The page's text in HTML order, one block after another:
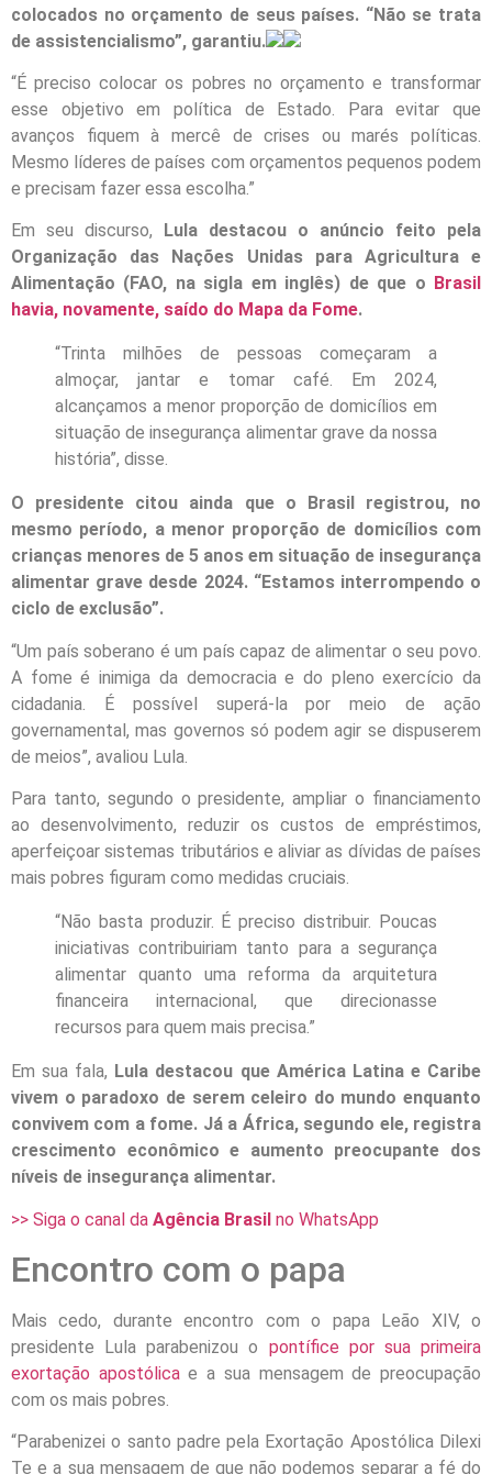
colocados no orçamento de seus países. “Não se trata
de assistencialismo”, garantiu.
“É preciso colocar os pobres no orçamento e transformar
esse objetivo em política de Estado. Para evitar que
avanços fiquem à mercê de crises ou marés políticas.
Mesmo líderes de países com orçamentos pequenos podem
e precisam fazer essa escolha.”
Em seu discurso,
Lula destacou o anúncio feito pela
Organização das Nações Unidas para Agricultura e
Alimentação (FAO, na sigla em inglês) de que o Brasil
havia, novamente, saído do Mapa da Fome.
“Trinta milhões de pessoas começaram a
almoçar, jantar e tomar café. Em 2024,
alcançamos a menor proporção de domicílios em
situação de insegurança alimentar grave da nossa
história”, disse.
O presidente citou ainda que o Brasil registrou, no
mesmo período, a menor proporção de domicílios com
crianças menores de 5 anos em situação de insegurança
alimentar grave desde 2024. “Estamos interrompendo o
ciclo de exclusão”.
“Um país soberano é um país capaz de alimentar o seu povo.
A fome é inimiga da democracia e do pleno exercício da
cidadania. É possível superá-la por meio de ação
governamental, mas governos só podem agir se dispuserem
de meios”, avaliou Lula.
Para tanto, segundo o presidente, ampliar o financiamento
ao desenvolvimento, reduzir os custos de empréstimos,
aperfeiçoar sistemas tributários e aliviar as dívidas de países
mais pobres figuram como medidas cruciais.
“Não basta produzir. É preciso distribuir. Poucas
iniciativas contribuiriam tanto para a segurança
alimentar quanto uma reforma da arquitetura
financeira internacional, que direcionasse
recursos para quem mais precisa.”
Em sua fala, Lula destacou que América Latina e Caribe
vivem o paradoxo de serem celeiro do mundo enquanto
convivem com a fome. Já a África, segundo ele, registra
crescimento econômico e aumento preocupante dos
níveis de insegurança alimentar.
>> Siga o canal da Agência Brasil no WhatsApp
Encontro com o papa
Mais cedo, durante encontro com o papa Leão XIV, o
presidente Lula parabenizou o pontífice por sua primeira
exortação apostólicae a sua mensagem de preocupação
com os mais pobres.
“Parabenizei o santo padre pela Exortação Apostólica Dilexi
Te e a sua mensagem de que não podemos separar a fé do